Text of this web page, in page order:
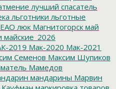
лучший спасатель
льготники льготные
люк Магнитогорск май
майские_2026
2019 Мак-2020 Мак-2021
Семенов Максим Шупиков
Мамедов
мандарины Марвин